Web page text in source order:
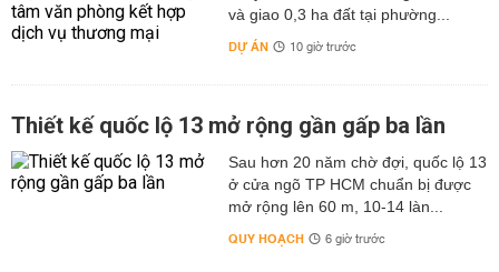
và giao 0,3 ha đất tại phường...
DỰ ÁN 10 giờ trước
Thiết kế quốc lộ 13 mở rộng gần gấp ba lần
Sau hơn 20 năm chờ đợi, quốc lộ 13
ở cửa ngõ TP HCM chuẩn bị được
mở rộng lên 60 m, 10-14 làn...
QUY HOẠCH 6 giờ trước